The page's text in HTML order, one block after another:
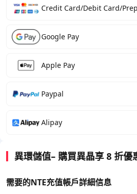
Credit Card/Debit Card/
Google Pay
Apple Pay
Paypal
Alipay
異環儲值– 購買異晶享 8 折優
需要的NTE充值帳戶詳細信息